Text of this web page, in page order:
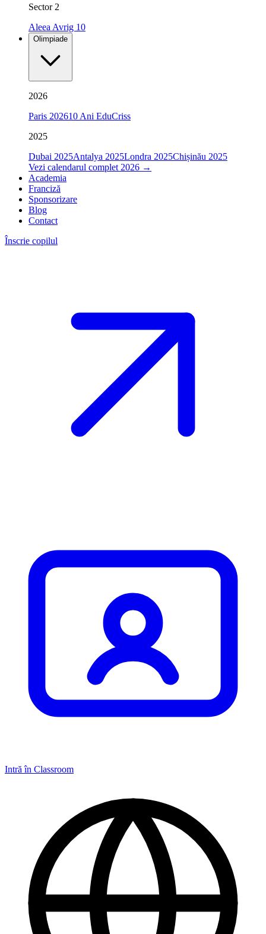
Sector 2
Aleea Avrig 10
Olimpiade
2026
Paris 202610 Ani EduCriss
2025
Dubai 2025Antalya 2025Londra 2025Chișinău 2025
Vezi calendarul complet 2026 →
Academia
Franciză
Sponsorizare
Blog
Contact
Înscrie copilul
Intră în Classroom